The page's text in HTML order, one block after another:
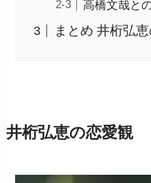
高橋文哉と
まとめ 井桁弘
井桁弘恵の恋愛観